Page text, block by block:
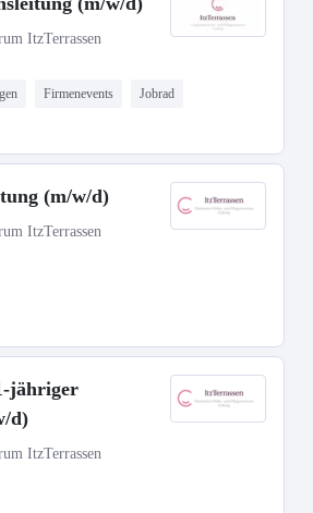
ItzTerrassen
Firmenevents Jobrad
(m/w/d)
ItzTerrassen
jähriger
d)
ItzTerrassen